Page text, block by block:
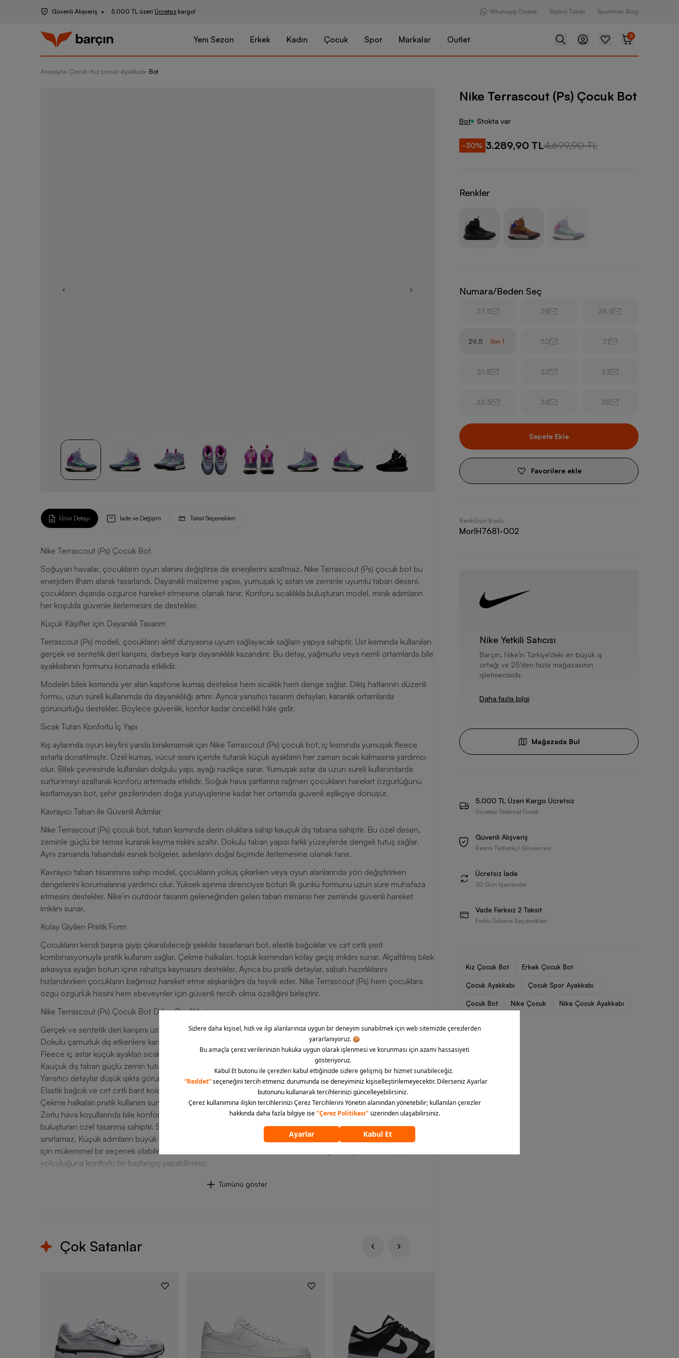
Güvenli Alışveriş 5.000 TL üzeri Ücretsiz kargo! Whatsapp Destek Sipariş Takibi Sportmen Blog
Yeni Sezon Erkek Kadın Çocuk Spor Markalar Outlet 0
Anasayfa-Çocuk-Kız çocuk-Ayakkabı-Bot
Nike Terrascout (Ps) Çocuk Bot
Ürün Detayı İade ve Değişim Taksit Seçenekleri
Nike Terrascout (Ps) Çocuk Bot
Soğuyan havalar, çocukların oyun alanını değiştirse de enerjilerini azaltmaz. Nike Terrascout (Ps) çocuk bot bu
enerjiden ilham alarak tasarlandı. Dayanıklı malzeme yapısı, yumuşak iç astarı ve zeminle uyumlu taban deseni,
çocukların dışarıda özgürce hareket etmesine olanak tanır. Konforu sıcaklıkla buluşturan model, minik adımların
her koşulda güvenle ilerlemesini de destekler.
Küçük Kâşifler için Dayanıklı Tasarım
Terrascout (Ps) modeli, çocukların aktif dünyasına uyum sağlayacak sağlam yapıya sahiptir. Üst kısmında kullanılan
gerçek ve sentetik deri karışımı, darbeye karşı dayanıklılık kazandırır. Bu detay, yağmurlu veya nemli ortamlarda bile
ayakkabının formunu korumada etkilidir.
Modelin bilek kısmında yer alan kapi̇tone kumaş destekse hem sıcaklık hem denge sağlar. Dikiş hatlarının düzenli
formu, uzun süreli kullanımda da dayanıklılığı artırır. Ayrıca yansıtıcı tasarım detayları, karanlık ortamlarda
görünürlüğü destekler. Böylece güvenlik, konfor kadar öncelikli hâle gelir.
Sıcak Tutan Konforlu İç Yapı
Kış aylarında oyun keyfini yarıda bırakmamak için Nike Terrascout (Ps) çocuk bot, iç kısmında yumuşak fleece
astarla donatılmıştır. Özel kumaş, vücut ısısını içeride tutarak küçük ayakların her zaman sıcak kalmasına yardımcı
olur. Bilek çevresinde kullanılan dolgulu yapı, ayağı nazikçe sarar. Yumuşak astar da uzun süreli kullanımlarda
sürtünmeyi azaltarak konforu artırmada etkilidir. Soğuk hava şartlarına rağmen çocukların hareket özgürlüğünü
kısıtlamayan bot, şehir gezilerinden doğa yürüyüşlerine kadar her ortamda güvenli eşlikçiye dönüşür.
Kavrayıcı Taban ile Güvenli Adımlar
Nike Terrascout (Ps) çocuk bot, taban kısmında derin oluklara sahip kauçuk dış tabana sahiptir. Bu özel desen,
zeminle güçlü bir temas kurarak kayma riskini azaltır. Dokulu taban yapısı farklı yüzeylerde dengeli tutuş sağlar.
Aynı zamanda tabandaki esnek bölgeler, adımların doğal biçimde ilerlemesine olanak tanır.
Kavrayıcı taban tasarımına sahip model, çocukların yokuş çıkarken veya oyun alanlarında yön değiştirirken
dengelerini korumalarına yardımcı olur. Yüksek aşınma direnciyse botun ilk günkü formunu uzun süre muhafaza
etmesini destekler. Nike’ın outdoor tasarım geleneğinden gelen taban mimarisi her zeminde güvenli hareket
imkânı sunar.
Kolay Giyilen Pratik Form
Çocukların kendi başına giyip çıkarabileceği şekilde tasarlanan bot, elastik bağcıklar ve cırt cırtlı şerit
kombinasyonuyla pratik kullanım sağlar. Çekme halkaları, topuk kısmından kolay geçiş imkânı sunar. Alçaltılmış bilek
arkasıysa ayağın botun içine rahatça kaymasını destekler. Ayrıca bu pratik detaylar, sabah hazırlıklarını
hızlandırırken çocukların bağımsız hareket etme alışkanlığını da teşvik eder. Nike Terrascout (Ps) hem çocuklara
özgü özgürlük hissini hem ebeveynler için güvenli tercih olma özelliğini birleştirir.
Nike Terrascout (Ps) Çocuk Bot Diğer Özellikleri
Gerçek ve sentetik deri karışımı üst yüzey dayanıklılık sağlar.
Dokulu çamurluk dış etkenlere karşı koruma sunar.
Fleece iç astar küçük ayakları sıcak tutar.
Kauçuk dış taban güçlü zemin tutuşu kazandırır.
Yansıtıcı detaylar düşük ışıkta görünürlüğü destekler.
Elastik bağcık ve cırt cırtlı bant kolay giyim sağlar.
Çekme halkaları pratik kullanım sunar.
Zorlu hava koşullarında bile konforundan ödün vermeyen Nike Terrascout (Ps) çocuk bot, dayanıklılığı sıcaklıkla
buluşturan özel tasarıma sahiptir. Sağlam tabanı, yumuşak astarı ve kolay giyilen formuyla çocukların enerjisini
sınırlamaz. Küçük adımların büyük keşiflerine eşlik eden model hem koruma hem hareket özgürlüğü arayan aileler
için mükemmel bir seçenek olabilir. Nike bot modelini Barcin.com üzerinden inceleyebilir, çocukların keşif
yolculuğuna konforlu bir başlangıç yapabilirsiniz.
Tümünü göster
Çok Satanlar
Nike Terrascout (Ps) Çocuk Bot
Bot Stokta var
-30% 3.289,90 TL4.699,90 TL
Renkler
Numara/Beden Seç
27.5 28 28.5
29.5 Son 1 30 31
31.5 32 33
33.5 34 35
Sepete Ekle
Favorilere ekle
Renk
Mor
Ürün Kodu
IH7681-002
Nike Yetkili Satıcısı
Barçın, Nike’ın Türkiye’deki en büyük iş
ortağı ve 25’den fazla mağazasının
işletmecisidir.
Daha fazla bilgi
Mağazada Bul
5.000 TL Üzeri Kargo Ücretsiz
Ücretsiz Teslimat Fırsatı
Güvenli Alışveriş
Resmi Tedarikçi Güvencesi
Ücretsiz İade
30 Gün İçerisinde
Vade Farksız 2 Taksit
Farklı Ödeme Seçenekleri
Kız Çocuk Bot Erkek Çocuk Bot
Çocuk Ayakkabı Çocuk Spor Ayakkabı
Çocuk Bot Nike Çocuk Nike Çocuk Ayakkabı